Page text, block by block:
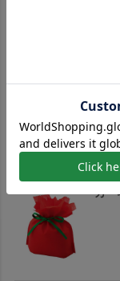
他のサイトを見
せんでした。
カ